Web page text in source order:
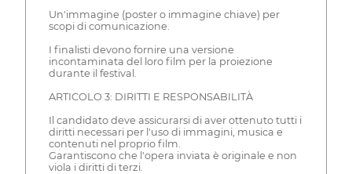
Un'immagine (poster o immagine chiave) per
scopi di comunicazione.
I finalisti devono fornire una versione
incontaminata del loro film per la proiezione
durante il festival.
ARTICOLO 3: DIRITTI E RESPONSABILITÀ
Il candidato deve assicurarsi di aver ottenuto tutti i
diritti necessari per l'uso di immagini, musica e
contenuti nel proprio film.
Garantiscono che l'opera inviata è originale e non
viola i diritti di terzi.